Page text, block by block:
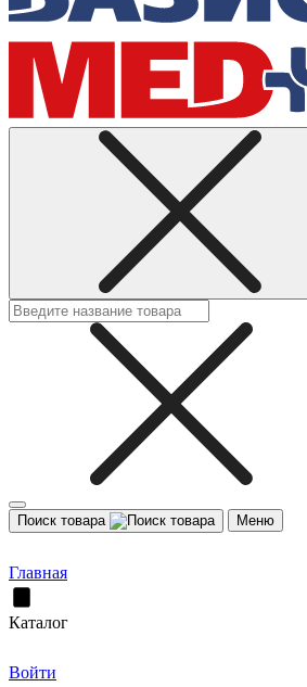
Поиск товара Меню
Главная
Каталог
Войти